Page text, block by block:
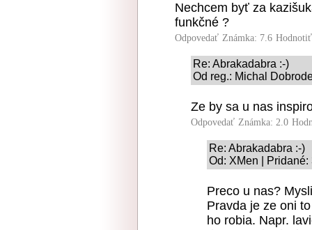
Nechcem byť za
funkčné ?
Odpovedať Známka: 7.6
Re: Abrakadabra :-)
Od reg.: Michal
Ze by sa u nas
Odpovedať Známka: 2.0
Re: Abrakadabra :-)
Od: XMen |
Preco u nas?
Pravda je ze oni
ho robia. Napr.